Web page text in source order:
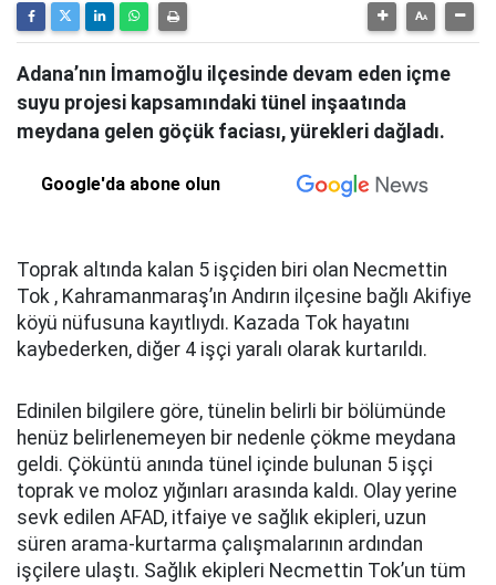
Adana’nın İmamoğlu ilçesinde devam eden içme
suyu projesi kapsamındaki tünel inşaatında
meydana gelen göçük faciası, yürekleri dağladı.
Google'da abone olun
Toprak altında kalan 5 işçiden biri olan Necmettin
Tok , Kahramanmaraş’ın Andırın ilçesine bağlı Akifiye
köyü nüfusuna kayıtlıydı. Kazada Tok hayatını
kaybederken, diğer 4 işçi yaralı olarak kurtarıldı.
Edinilen bilgilere göre, tünelin belirli bir bölümünde
henüz belirlenemeyen bir nedenle çökme meydana
geldi. Çöküntü anında tünel içinde bulunan 5 işçi
toprak ve moloz yığınları arasında kaldı. Olay yerine
sevk edilen AFAD, itfaiye ve sağlık ekipleri, uzun
süren arama-kurtarma çalışmalarının ardından
işçilere ulaştı. Sağlık ekipleri Necmettin Tok’un tüm